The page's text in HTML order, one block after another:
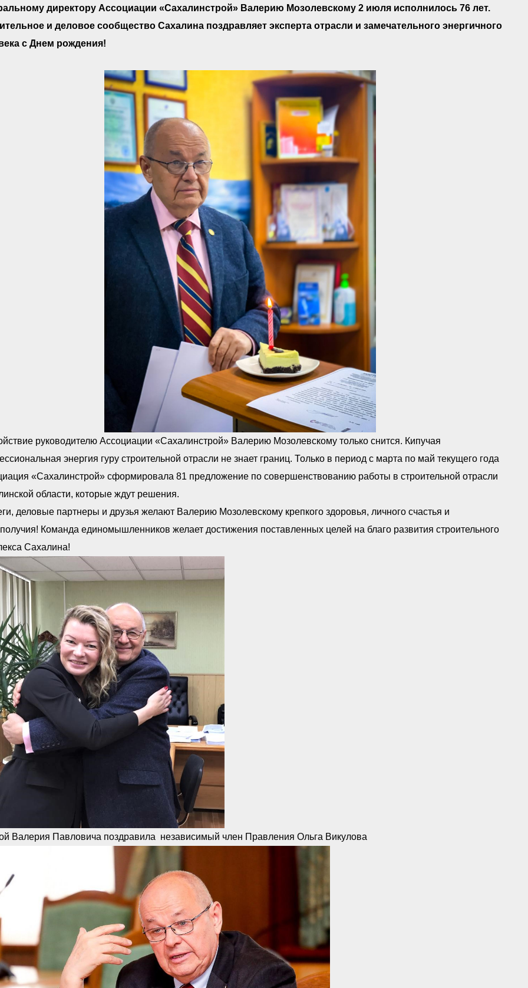
директору Ассоциации «Сахалинстрой» Валерию Мозолевскому 2 июля исполнилось 76 лет.
и деловое сообщество Сахалина поздравляет эксперта отрасли и замечательного энергичного
с Днем рождения!
руководителю Ассоциации «Сахалинстрой» Валерию Мозолевскому только снится. Кипучая
энергия гуру строительной отрасли не знает границ. Только в период с марта по май текущего года
«Сахалинстрой» сформировала 81 предложение по совершенствованию работы в строительной отрасли
области, которые ждут решения.
деловые партнеры и друзья желают Валерию Мозолевскому крепкого здоровья, личного счастья и
Команда единомышленников желает достижения поставленных целей на благо развития строительного
Сахалина!
Валерия Павловича поздравила независимый член Правления Ольга Викулова